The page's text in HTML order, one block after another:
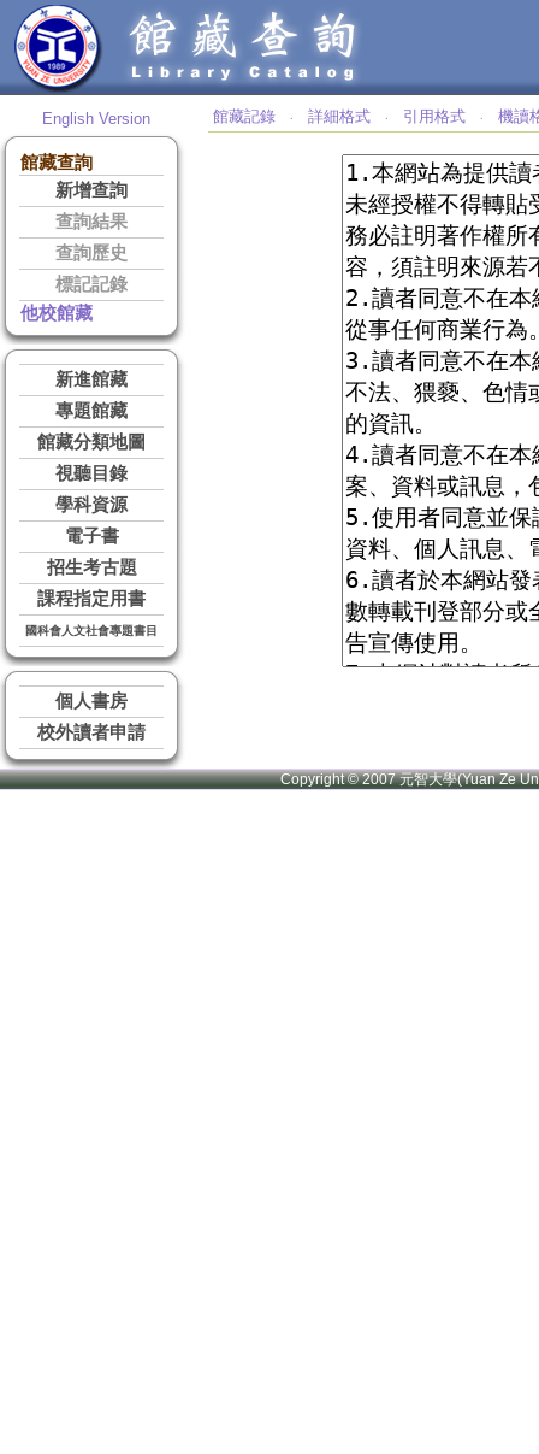
English Version
館藏查詢
新增查詢
查詢結果
查詢歷史
標記記錄
他校館藏
新進館藏
專題館藏
館藏分類地圖
視聽目錄
學科資源
電子書
招生考古題
課程指定用書
國科會人文社會專題書目
個人書房
校外讀者申請
館藏記錄 ‧ 詳細格式 ‧ 引用格式 ‧ 機讀
Copyright © 2007 元智大學(Yuan Ze